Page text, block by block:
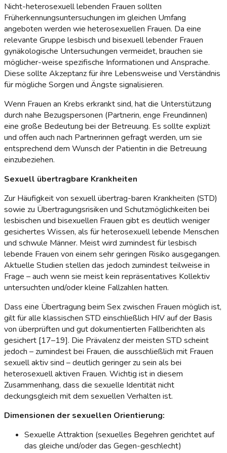
Nicht-heterosexuell lebenden Frauen sollten
Früherkennungsuntersuchungen im gleichen Umfang
angeboten werden wie heterosexuellen Frauen. Da eine
relevante Gruppe lesbisch und bisexuell lebender Frauen
gynäkologische Untersuchungen vermeidet, brauchen sie
möglicher-weise spezifische Informationen und Ansprache.
Diese sollte Akzeptanz für ihre Lebensweise und Verständnis
für mögliche Sorgen und Ängste signalisieren.
Wenn Frauen an Krebs erkrankt sind, hat die Unterstützung
durch nahe Bezugspersonen (Partnerin, enge Freundinnen)
eine große Bedeutung bei der Betreuung. Es sollte explizit
und offen auch nach Partnerinnen gefragt werden, um sie
entsprechend dem Wunsch der Patientin in die Betreuung
einzubeziehen.
Sexuell übertragbare Krankheiten
Zur Häufigkeit von sexuell übertrag-baren Krankheiten (STD)
sowie zu Übertragungsrisiken und Schutzmöglichkeiten bei
lesbischen und bisexuellen Frauen gibt es deutlich weniger
gesichertes Wissen, als für heterosexuell lebende Menschen
und schwule Männer. Meist wird zumindest für lesbisch
lebende Frauen von einem sehr geringen Risiko ausgegangen.
Aktuelle Studien stellen das jedoch zumindest teilweise in
Frage – auch wenn sie meist kein repräsentatives Kollektiv
untersuchten und/oder kleine Fallzahlen hatten.
Dass eine Übertragung beim Sex zwischen Frauen möglich ist,
gilt für alle klassischen STD einschließlich HIV auf der Basis
von überprüften und gut dokumentierten Fallberichten als
gesichert [17–19]. Die Prävalenz der meisten STD scheint
jedoch – zumindest bei Frauen, die ausschließlich mit Frauen
sexuell aktiv sind – deutlich geringer zu sein als bei
heterosexuell aktiven Frauen. Wichtig ist in diesem
Zusammenhang, dass die sexuelle Identität nicht
deckungsgleich mit dem sexuellen Verhalten ist.
Dimensionen der sexuellen Orientierung:
Sexuelle Attraktion (sexuelles Begehren gerichtet auf
das gleiche und/oder das Gegen-geschlecht)